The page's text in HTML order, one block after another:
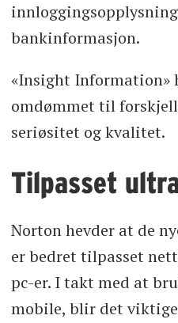
bankinformasjon.
«Insight Information»
omdømmet til
seriøsitet og kvalitet.
Tilpasset
Norton hevder at de
er bedret tilpasset
pc-er. I takt med at
mobile, blir det